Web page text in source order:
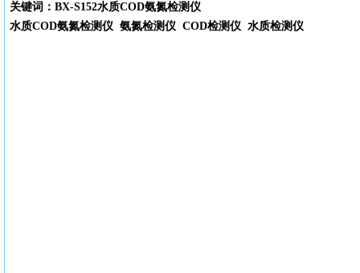
关键词：BX-S152水质COD氨氮检测仪
水质COD氨氮检测仪 氨氮检测仪 COD检测仪 水质检测仪